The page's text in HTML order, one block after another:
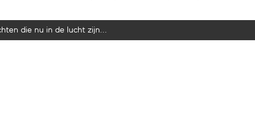
die nu in de lucht zijn...